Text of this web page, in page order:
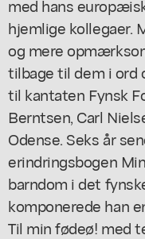
med hans
hjemlige kollegaer.
og mere
tilbage til dem i ord
til kantaten Fynsk
Berntsen, Carl
Odense. Seks år
erindringsbogen
barndom i det
komponerede han
Til min fødeø! med